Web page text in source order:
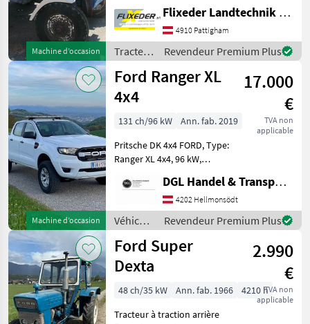
Machine d’occasion
u. mit Mammut Einfahr-
Frontlader m. Mistgabel
Chargeur frontal, :
Tracteurs T
Flixeder Landtechnik GmbH
4910 Pattigham
Tracteurs
/ Ford
Revendeur Premium Plus
Machine d’occasion
Ford Ranger XL
4x4
17.000
€
TVA non
applicable
131 ch/96 kW
Ann. fab. 2019
Pritsche DK 4x4 FORD, Type:
Ranger XL 4x4, 96 kW,
Untersetzungsgetriebe,
Fensterheber,
Frontscheibenheizung,
DGL Handel & Transporte
4202 Hellmonsödt
Véhicules
utilitaires/
véhicules
commerciaux
/ Ford
Revendeur Premium Plus
Ford Super
Dexta
2.990
€
TVA non
applicable
48 ch/35 kW Ann. fab. 1966
4210 h
Tracteur à traction arrière